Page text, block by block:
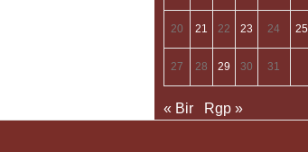
20 21 22 23 24 25
27 28 29 30 31
« Bir Rgp »